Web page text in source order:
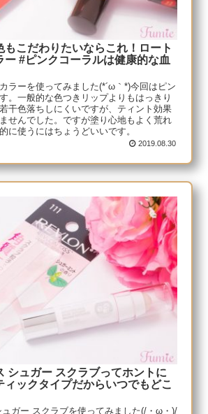
もこだわりたいならこれ！ロート
ー #ピンクコーラルは健康的な血
ラーを使ってみました(*´ω｀*)今回はピン
。一般的な色つきリップよりもはっきり
干色落ちしにくいですが、ティント効果
せんでした。ですが塗り心地もよく荒れ
に使うにはちょうどいいです。
2019.08.30
シュガー スクラブってホントに
ィックタイプだからいつでもどこ
ュガー スクラブを使ってみました(/・ω・)/